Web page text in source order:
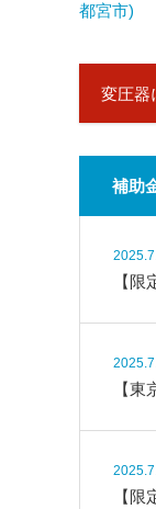
都宮市)
変圧器
補助
【
【
【